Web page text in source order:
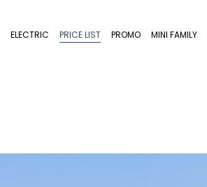
ELECTRIC PRICE LIST PROMO MINI FAMILY